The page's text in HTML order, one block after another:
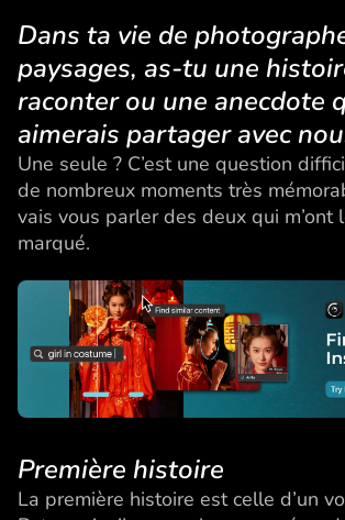
Dans ta vie de
paysages, as-tu une
raconter ou une anecdote
aimerais partager avec
Une seule ? C’est une question
de nombreux moments très
vais vous parler des deux qui m’ont
marqué.
Première histoire
La première histoire est celle d’un